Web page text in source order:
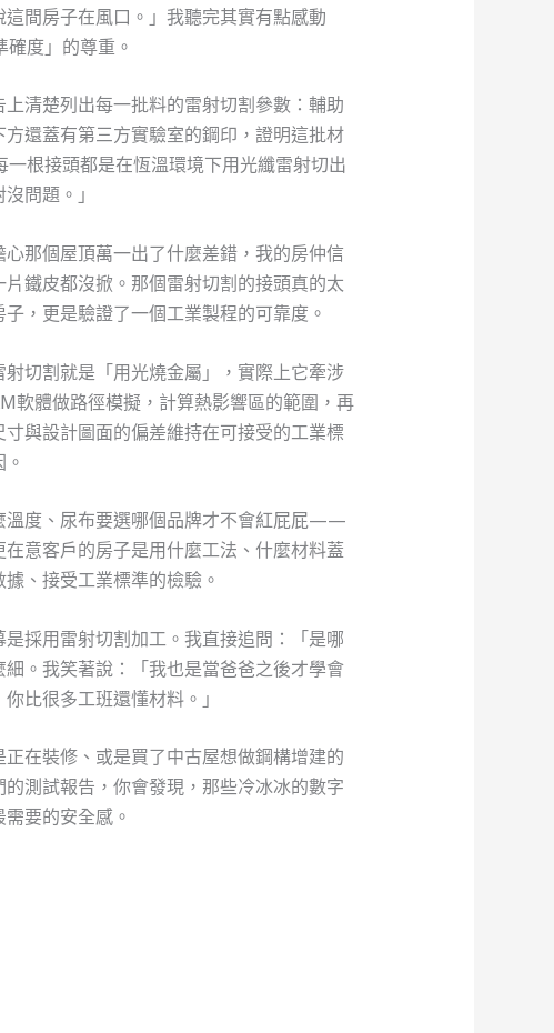
間房子在風口。」我聽完其實有點感動
度」的尊重。
清楚列出每一批料的雷射切割參數：輔助
還蓋有第三方實驗室的鋼印，證明這批材
根接頭都是在恆溫環境下用光纖雷射切出
問題。」
那個屋頂萬一出了什麼差錯，我的房仲信
鐵皮都沒掀。那個雷射切割的接頭真的太
，更是驗證了一個工業製程的可靠度。
切割就是「用光燒金屬」，實際上它牽涉
軟體做路徑模擬，計算熱影響區的範圍，再
與設計圖面的偏差維持在可接受的工業標
溫度、尿布要選哪個品牌才不會紅屁屁——
意客戶的房子是用什麼工法、什麼材料蓋
、接受工業標準的檢驗。
採用雷射切割加工。我直接追問：「是哪
。我笑著說：「我也是當爸爸之後才學會
比很多工班還懂材料。」
在裝修、或是買了中古屋想做鋼構增建的
測試報告，你會發現，那些冷冰冰的數字
要的安全感。